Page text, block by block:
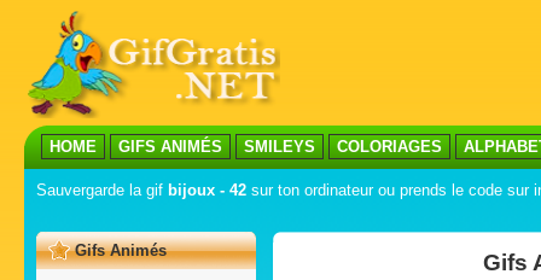
HOME GIFS ANIMÉS SMILEYS COLORIAGES
Sauvergarde la gif bijoux - 42 sur ton ordinateur ou prends le code sur
Gifs Animés Gifs